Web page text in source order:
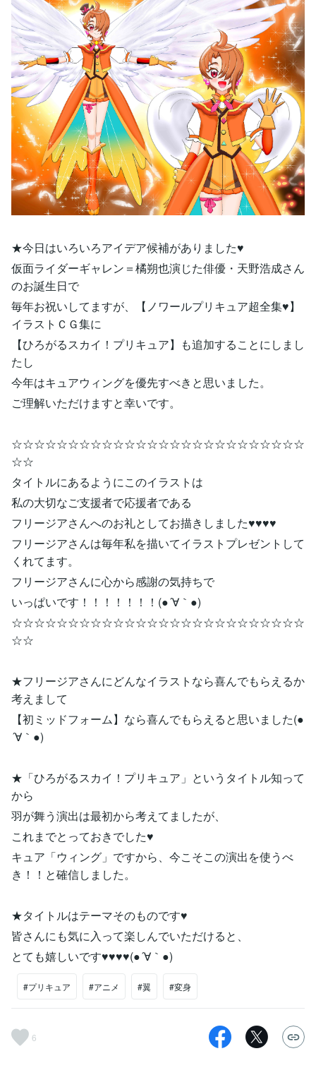
★今日はいろいろアイデア候補がありました♥
仮面ライダーギャレン＝橘朔也演じた俳優・天野浩成さん
のお誕生日で
毎年お祝いしてますが、【ノワールプリキュア超全集♥】
イラストＣＧ集に
【ひろがるスカイ！プリキュア】も追加することにしまし
たし
今年はキュアウィングを優先すべきと思いました。
ご理解いただけますと幸いです。
☆☆☆☆☆☆☆☆☆☆☆☆☆☆☆☆☆☆☆☆☆☆☆☆☆☆
☆☆
タイトルにあるようにこのイラストは
私の大切なご支援者で応援者である
フリージアさんへのお礼としてお描きしました♥♥♥♥
フリージアさんは毎年私を描いてイラストプレゼントして
くれてます。
フリージアさんに心から感謝の気持ちで
いっぱいです！！！！！！！(●´∀｀●)
☆☆☆☆☆☆☆☆☆☆☆☆☆☆☆☆☆☆☆☆☆☆☆☆☆☆
☆☆
★フリージアさんにどんなイラストなら喜んでもらえるか
考えまして
【初ミッドフォーム】なら喜んでもらえると思いました(●
´∀｀●)
★「ひろがるスカイ！プリキュア」というタイトル知って
から
羽が舞う演出は最初から考えてましたが、
これまでとっておきでした♥
キュア「ウィング」ですから、今こそこの演出を使うべ
き！！と確信しました。
★タイトルはテーマそのものです♥
皆さんにも気に入って楽しんでいただけると、
とても嬉しいです♥♥♥♥(●´∀｀●)
#プリキュア #アニメ #翼 #変身
6